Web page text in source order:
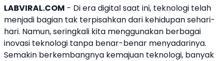
LABVIRAL.COM - Di era digital saat ini, teknologi telah
menjadi bagian tak terpisahkan dari kehidupan sehari-
hari. Namun, seringkali kita menggunakan berbagai
inovasi teknologi tanpa benar-benar menyadarinya.
Semakin berkembangnya kemajuan teknologi, banyak